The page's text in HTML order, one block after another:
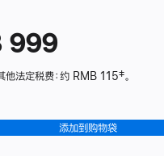
999
他法定税费：约 RMB 115‡。
添加到购物袋